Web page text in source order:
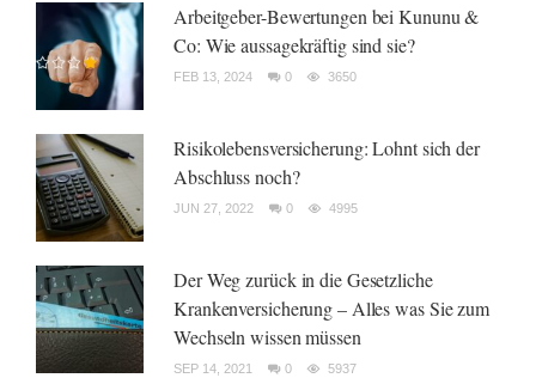
Arbeitgeber-Bewertungen bei Kununu &
Co: Wie aussagekräftig sind sie?
FEB 13, 2024 0 3650
Risikolebensversicherung: Lohnt sich der
Abschluss noch?
JUN 27, 2022 0 4995
Der Weg zurück in die Gesetzliche
Krankenversicherung – Alles was Sie zum
Wechseln wissen müssen
SEP 14, 2021 0 5937